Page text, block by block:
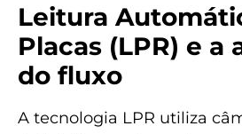
Leitura
Placas (LPR) e a
do fluxo
A tecnologia LPR utiliza